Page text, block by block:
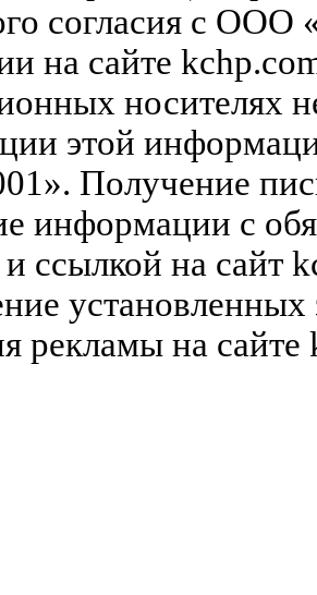
согласия с
на сайте
носителях
этой
Получение
информации с
ссылкой на сайт
установленных
рекламы на сайте